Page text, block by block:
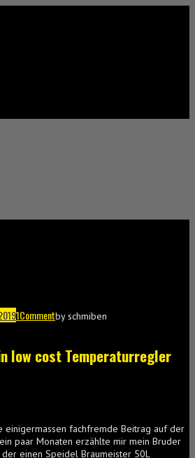
1Commentbyschmiben
low cost Temperaturregler
einigermassen fachfremde Beitrag auf der
paar Monaten erzählte mir mein Bruder
einen Speidel Braumeister 50L